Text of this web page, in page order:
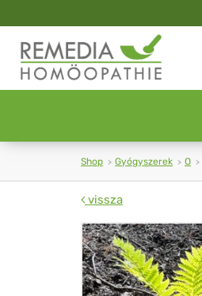
Shop Gyógyszerek O
vissza